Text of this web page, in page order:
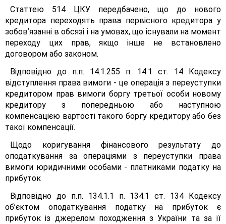
Статтею 514 ЦКУ передбачено, що до нового
кредитора переходять права первісного кредитора у
зобов’язанні в обсязі і на умовах, що існували на момент
переходу цих прав, якщо інше не встановлено
договором або законом.
Відповідно до п.п. 14.1.255 п. 14.1 ст. 14 Кодексу
відступлення права вимоги - це операція з переуступки
кредитором прав вимоги боргу третьої особи новому
кредитору з попередньою або наступною
компенсацією вартості такого боргу кредитору або без
такої компенсації.
Щодо коригування фінансового результату до
оподаткування за операціями з переуступки права
вимоги юридичними особами - платниками податку на
прибуток
Відповідно до п.п. 134.1.1 п. 134.1 ст. 134 Кодексу
об’єктом оподаткування податку на прибуток є
прибуток із джерелом походження з України та за її